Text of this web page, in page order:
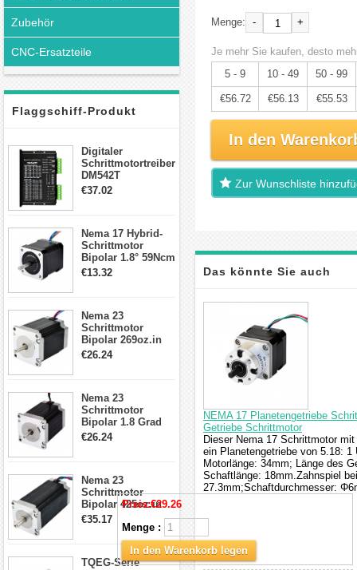
Zubehör
CNC-Ersatzteile
Flaggschiff-Produkt
Digitaler
Schrittmotortreiber
DM542T
Schrittmotor
Schrittmotor
€37.02
Nema 17 Hybrid-
Schrittmotor
Bipolar 1.8° 59Ncm
2A 4 Drähte mit 1m
€13.32
Nema 23
Schrittmotor
Bipolar 269oz.in
2,8A 57x57x76mm
€26.24
Nema 23
Schrittmotor
Bipolar 1.8 Grad
1.9Nm 3A 3.36V 4
€26.24
Nema 23
Schrittmotor
Bipolar 425oz.in
4.2A 57x57x114mm
4 Draht Hybrid
Schrittmotor
€35.17
TQEG-Serie
Menge: - +
Je mehr Sie kaufen, desto
5 - 9
10 - 49 50 - 99
€56.72 €56.13 €55.53
In den
Zur Wunschliste
Das könnte Sie auch
interessieren
NEMA 17 Planetengetriebe
Getriebe Schrittmotor
Dieser Nema 17 Schrittmotor
ein Planetengetriebe von 5.18:
Motorlänge: 34mm; Länge des
Schaftlänge: 18mm.Zahnspiel
27.3mm;Schaftdurchmesser:
Preis:€29.26
Menge :
In den Warenkorb legen